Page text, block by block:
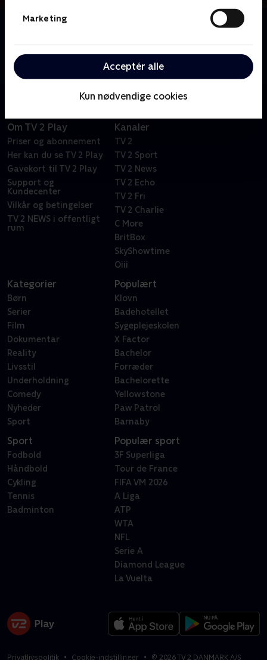
Marketing
Acceptér alle
Kun nødvendige cookies
Om Luther
tager valg, som ingen andre tør tage, når han skal
opklare en sag.
Om TV 2 Play
Priser og abonnement
Her kan du se TV 2 Play
Gavekort til TV 2 Play
Support og
Kundecenter
Vilkår og betingelser
TV 2 NEWS i offentligt
rum
Kanaler
TV 2
TV 2 Sport
TV 2 News
TV 2 Echo
TV 2 Fri
TV 2 Charlie
C More
BritBox
SkyShowtime
Oiii
Kategorier
Børn
Serier
Film
Dokumentar
Reality
Livsstil
Underholdning
Comedy
Nyheder
Sport
Populært
Klovn
Badehotellet
Sygeplejeskolen
X Factor
Bachelor
Forræder
Bachelorette
Yellowstone
Paw Patrol
Barnaby
Sport
Fodbold
Håndbold
Cykling
Tennis
Badminton
Populær sport
3F Superliga
Tour de France
FIFA VM 2026
A Liga
ATP
WTA
NFL
Serie A
Diamond League
La Vuelta
Privatlivspolitik Cookie-indstillinger © 2026TV 2 DANMARK A/S